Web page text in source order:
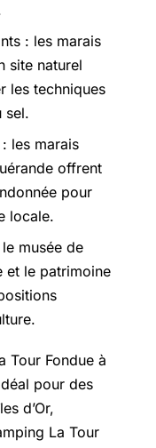
: les marais
site naturel
les techniques
sel.
les marais
offrent
pour
locale.
musée de
et le patrimoine
Tour Fondue à
pour des
d’Or,
La Tour